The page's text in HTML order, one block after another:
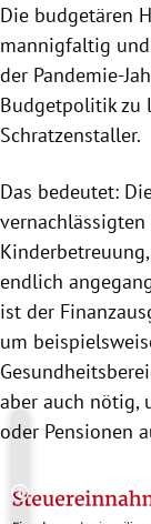
Die budgetären
mannigfaltig und
der Pandemie-
Budgetpolitik zu
Schratzenstaller.
Das bedeutet:
endlich
ist der
um
aber auch nötig,
oder Pensionen
Copyright-